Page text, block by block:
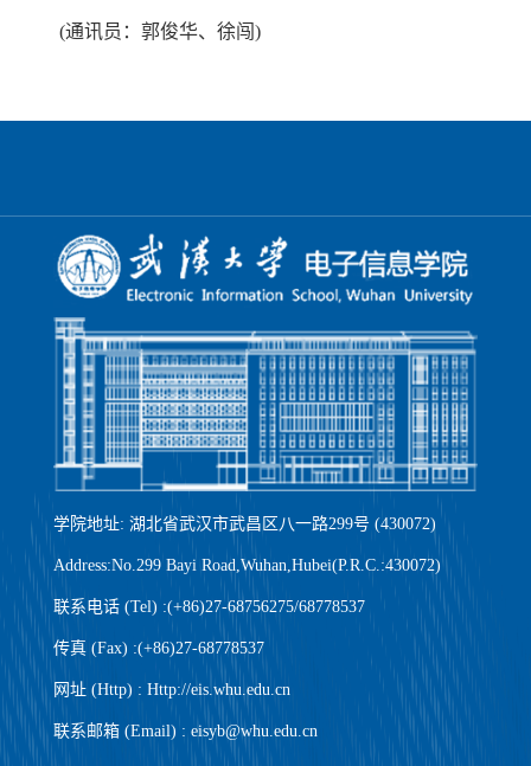
(通讯员：郭俊华、徐闯)
学院地址: 湖北省武汉市武昌区八一路299号 (430072)
Address:No.299 Bayi Road,Wuhan,Hubei(P.R.C.:430072)
联系电话 (Tel) :(+86)27-68756275/68778537
传真 (Fax) :(+86)27-68778537
网址 (Http) : Http://eis.whu.edu.cn
联系邮箱 (Email) : eisyb@whu.edu.cn